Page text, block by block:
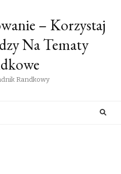
– Korzystaj
Na Tematy
Randkowy